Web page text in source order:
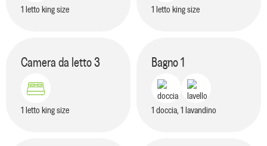
1 letto king size 1 letto king size
Camera da letto3
1 letto king size
Bagno1
1 doccia, 1 lavandino